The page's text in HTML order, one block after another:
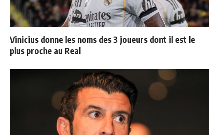
Vinicius donne les noms des 3 joueurs dont il est le
plus proche au Real